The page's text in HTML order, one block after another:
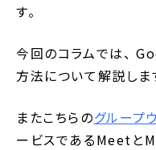
す。
今回のコラムでは、
方法について解説しま
またこちらのグループ
ービスであるMeet